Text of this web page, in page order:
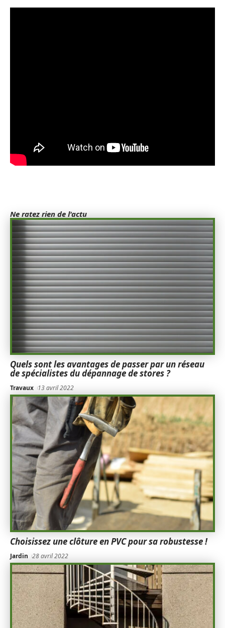
Ne ratez rien de l'actu
Quels sont les avantages de passer par un réseau
de spécialistes du dépannage de stores ?
Travaux 13 avril 2022
Choisissez une clôture en PVC pour sa robustesse !
Jardin 28 avril 2022